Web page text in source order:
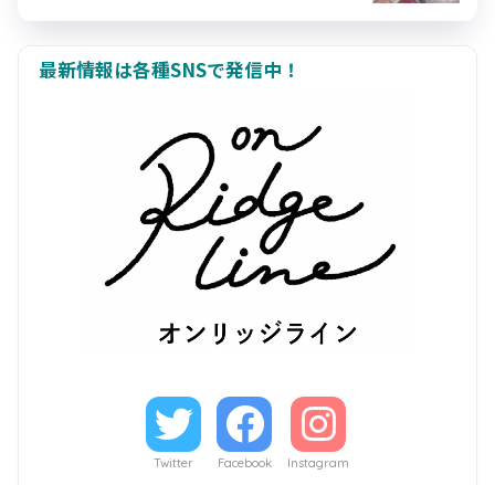
最新情報は各種SNSで発信中！
Twitter Facebook Instagram